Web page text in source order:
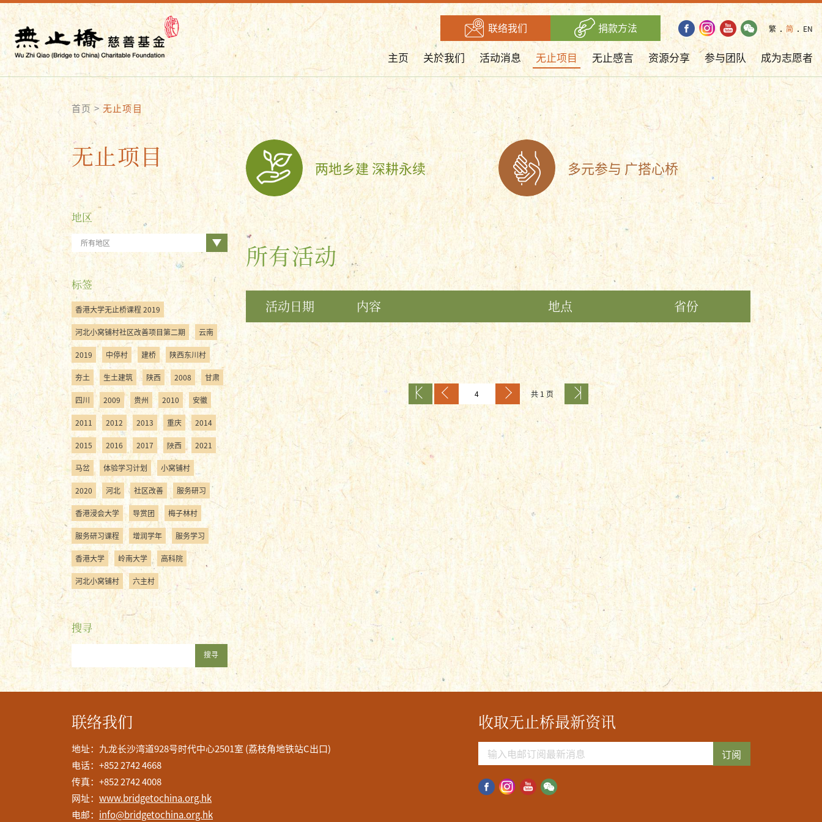
联络我们 捐款方法 繁 ． 简 ． EN
主页 关於我们 活动消息 无止项目 无止感言 资源分享 参与团队 成为志愿者
首页 > 无止项目
无止项目
地区
所有地区
标签
香港大学无止桥课程 2019
河北小窝铺村社区改善项目第二期 云南
2019 中停村 建桥 陕西东川村
夯土 生土建筑 陕西 2008 甘肃
四川 2009 贵州 2010 安徽
2011 2012 2013 重庆 2014
2015 2016 2017 陜西 2021
马岔 体验学习计划 小窝铺村
2020 河北 社区改善 服务研习
香港浸会大学 导赏团 梅子林村
服务研习课程 增润学年 服务学习
香港大学 岭南大学 高科院
河北小窝铺村 六主村
搜寻
搜寻
两地乡建 深耕永续 多元参与 广搭心桥
所有活动
活动日期 内容 地点 省份
共 1 页
联络我们
地址：九龙长沙湾道928号时代中心2501室 (荔枝角地铁站C出口)
电话：+852 2742 4668
传真：+852 2742 4008
网址： www.bridgetochina.org.hk
电邮： info@bridgetochina.org.hk
收取无止桥最新资讯
订阅